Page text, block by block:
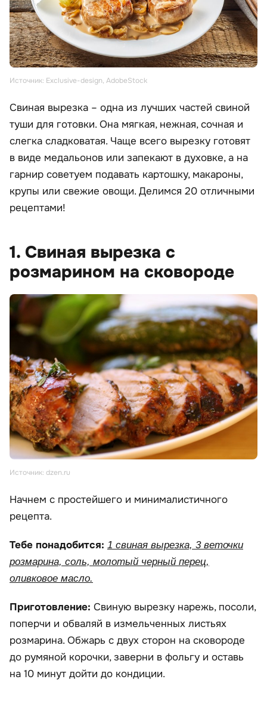
Источник: Exclusive-design, AdobeStock
Свиная вырезка – одна из лучших частей свиной
туши для готовки. Она мягкая, нежная, сочная и
слегка сладковатая. Чаще всего вырезку готовят
в виде медальонов или запекают в духовке, а на
гарнир советуем подавать картошку, макароны,
крупы или свежие овощи. Делимся 20 отличными
рецептами!
1. Свиная вырезка с
розмарином на сковороде
Источник: dzen.ru
Начнем с простейшего и минималистичного
рецепта.
Тебе понадобится: 1 свиная вырезка, 3 веточки
розмарина, соль, молотый черный перец,
оливковое масло.
Приготовление: Свиную вырезку нарежь, посоли,
поперчи и обваляй в измельченных листьях
розмарина. Обжарь с двух сторон на сковороде
до румяной корочки, заверни в фольгу и оставь
на 10 минут дойти до кондиции.